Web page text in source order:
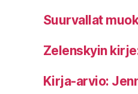
Suurvallat
Zelenskyin
Kirja-arvio: